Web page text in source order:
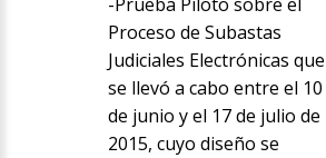
Proceso de Subastas
Judiciales Electrónicas que
se llevó a cabo entre el 10
de junio y el 17 de julio de
2015, cuyo diseño se